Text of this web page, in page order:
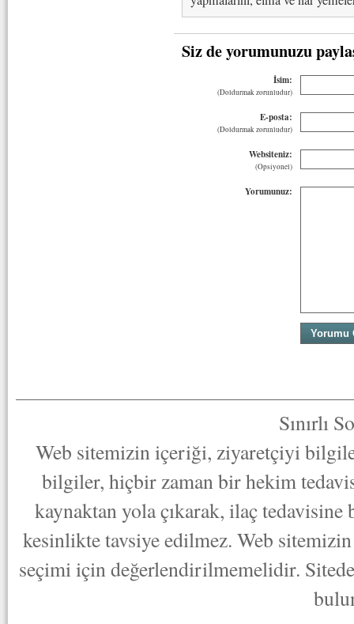
Siz de yorumunuzu
İsim:
(Doldurmak zorunludur)
E-posta:
(Doldurmak zorunludur)
Websiteniz:
(Opsiyonel)
Yorumunuz:
Sınırlı
Web sitemizin içeriği, ziyaretçiyi
bilgiler, hiçbir zaman bir hekim
kaynaktan yola çıkarak, ilaç
kesinlikte tavsiye edilmez. Web
seçimi için değerlendirilmemelidir.